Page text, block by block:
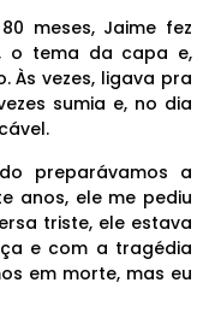
meses, Jaime fez
o tema da capa e,
Às vezes, ligava pra
sumia e, no dia
preparávamos a
anos, ele me pediu
triste, ele estava
e com a tragédia
em morte, mas eu